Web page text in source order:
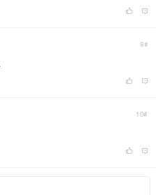
9#
10#